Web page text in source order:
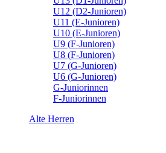
U12 (D2-Junioren)
U11 (E-Junioren)
U10 (E-Junioren)
U9 (F-Junioren)
U8 (F-Junioren)
U7 (G-Junioren)
U6 (G-Junioren)
G-Juniorinnen
F-Juniorinnen
Alte Herren